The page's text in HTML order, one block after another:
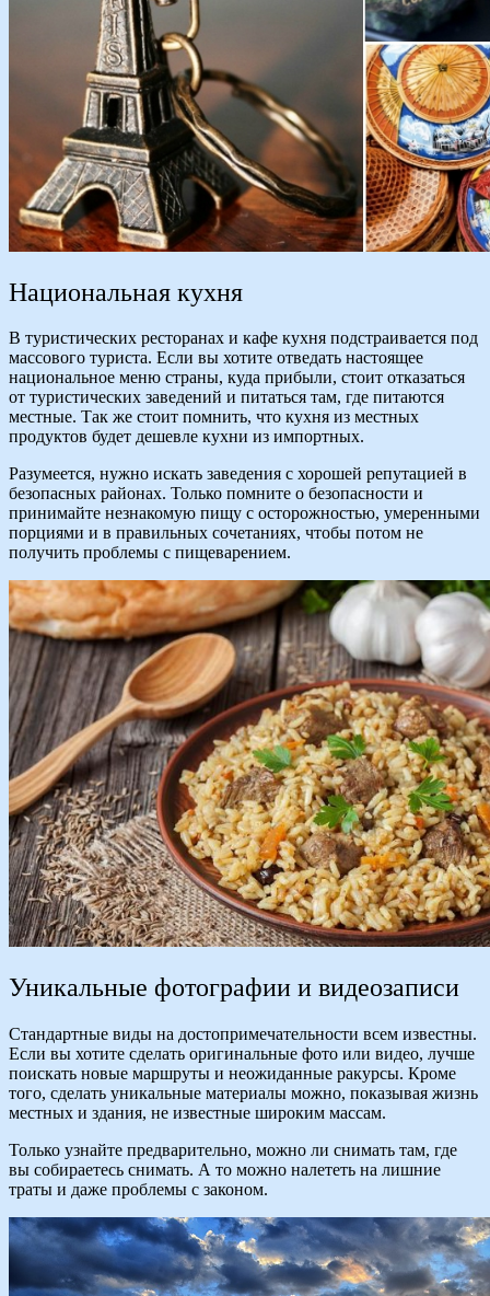
Национальная кухня
В туристических ресторанах и кафе кухня подстраивается под
массового туриста. Если вы хотите отведать настоящее
национальное меню страны, куда прибыли, стоит отказаться
от туристических заведений и питаться там, где питаются
местные. Так же стоит помнить, что кухня из местных
продуктов будет дешевле кухни из импортных.
Разумеется, нужно искать заведения с хорошей репутацией в
безопасных районах. Только помните о безопасности и
принимайте незнакомую пищу с осторожностью, умеренными
порциями и в правильных сочетаниях, чтобы потом не
получить проблемы с пищеварением.
Уникальные фотографии и видеозаписи
Стандартные виды на достопримечательности всем известны.
Если вы хотите сделать оригинальные фото или видео, лучше
поискать новые маршруты и неожиданные ракурсы. Кроме
того, сделать уникальные материалы можно, показывая жизнь
местных и здания, не известные широким массам.
Только узнайте предварительно, можно ли снимать там, где
вы собираетесь снимать. А то можно налететь на лишние
траты и даже проблемы с законом.